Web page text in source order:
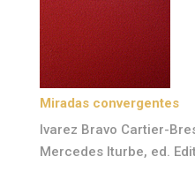
Miradas convergentes
lvarez Bravo Cartier-
Mercedes Iturbe, ed.